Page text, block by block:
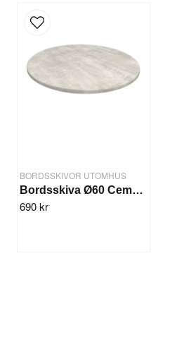
BORDSSKIVOR UTOMHUS
Bordsskiva Ø60 Cement Smart Top
690 kr